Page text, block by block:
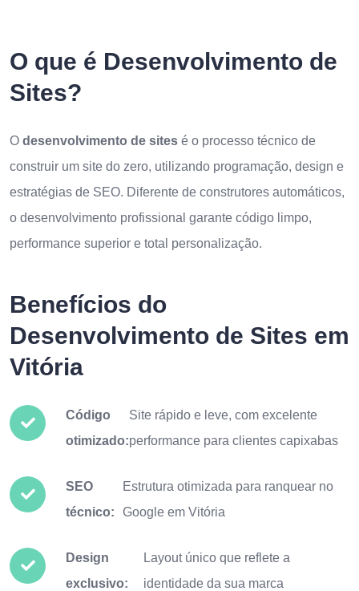
O que é Desenvolvimento de
Sites?
O desenvolvimento de sites é o processo técnico de
construir um site do zero, utilizando programação, design e
estratégias de SEO. Diferente de construtores automáticos,
o desenvolvimento profissional garante código limpo,
performance superior e total personalização.
Benefícios do
Desenvolvimento de Sites em
Vitória
Código
otimizado:
Site rápido e leve, com excelente
performance para clientes capixabas
SEO
técnico:
Estrutura otimizada para ranquear no
Google em Vitória
Design
exclusivo:
Layout único que reflete a
identidade da sua marca